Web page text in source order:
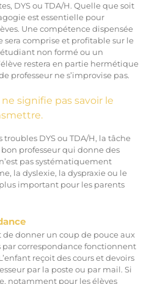
DYS ou TDA/H. Quelle que soit
est essentielle pour
Une compétence dispensée
sera comprise et profitable sur le
non formé ou un
restera en partie hermétique
professeur ne s’improvise pas.
signifie pas savoir le
troubles DYS ou TDA/H, la tâche
professeur qui donne des
pas systématiquement
la dyslexie, la dyspraxie ou le
important pour les parents
donner un coup de pouce aux
par correspondance fonctionnent
reçoit des cours et devoirs
par la poste ou par mail. Si
notamment pour les élèves